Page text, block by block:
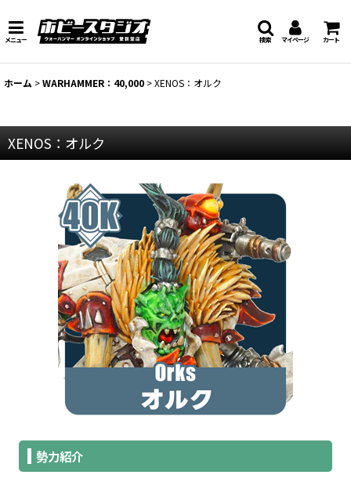
メニュー マイページ カート
検索
ホーム >WARHAMMER：40,000 >XENOS：オルク
XENOS：オルク
勢力紹介